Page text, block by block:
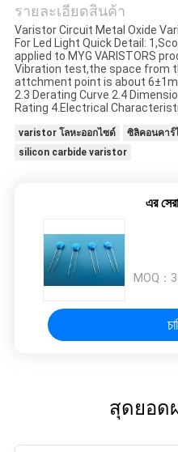
เสนอ
ราคา
แผนผัง
เว็บไซต์
POLICY
รายละเอียดสินค้า
Varistor Circuit Metal Oxide
For Led Light Quick Detail:
applied to MYG VARISTORS
Vibration test,the space from
attchment point is about
2.3 Derating Curve 2.4
Rating 4.Electrical
varistor โลหะออกไซด์
ซิลิคอนคา
silicon carbide varistor
এর
MOQ：
สุดยอ